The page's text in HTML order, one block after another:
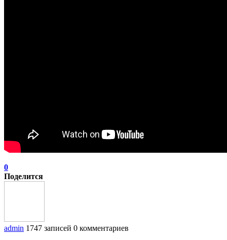
0
Поделится
admin 1747 записей 0 комментариев